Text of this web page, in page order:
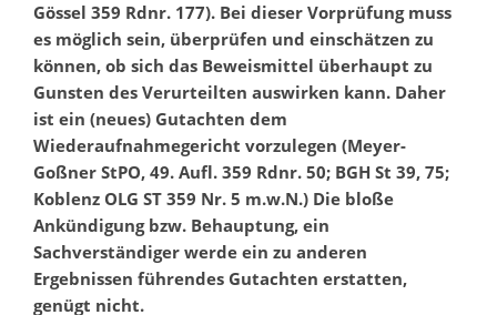
Gössel 359 Rdnr. 177). Bei dieser Vorprüfung muss
es möglich sein, überprüfen und einschätzen zu
können, ob sich das Beweismittel überhaupt zu
Gunsten des Verurteilten auswirken kann. Daher
ist ein (neues) Gutachten dem
Wiederaufnahmegericht vorzulegen (Meyer-
Goßner StPO, 49. Aufl. 359 Rdnr. 50; BGH St 39, 75;
Koblenz OLG ST 359 Nr. 5 m.w.N.) Die bloße
Ankündigung bzw. Behauptung, ein
Sachverständiger werde ein zu anderen
Ergebnissen führendes Gutachten erstatten,
genügt nicht.